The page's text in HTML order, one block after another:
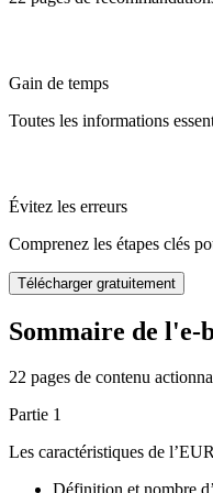
Gain de temps
Toutes les informations
Évitez les erreurs
Comprenez les étapes clés
Télécharger gratuitement
Sommaire de l'e-
22 pages de contenu
Partie 1
Les caractéristiques de